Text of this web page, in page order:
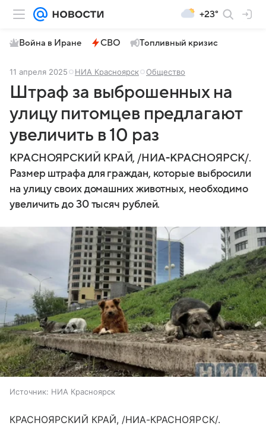
+23°
Война в Иране СВО Топливный кризис
11 апреля 2025 НИА Красноярск Общество
Штраф за выброшенных на
улицу питомцев предлагают
увеличить в 10 раз
КРАСНОЯРСКИЙ КРАЙ, /НИА-КРАСНОЯРСК/.
Размер штрафа для граждан, которые выбросили
на улицу своих домашних животных, необходимо
увеличить до 30 тысяч рублей.
Источник: НИА Красноярск
КРАСНОЯРСКИЙ КРАЙ, /НИА-КРАСНОЯРСК/.